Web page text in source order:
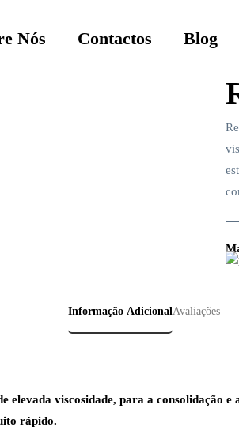
Nós Contactos Blog
Informação AdicionalAvaliações
elevada viscosidade, para a consolidação
rápido.